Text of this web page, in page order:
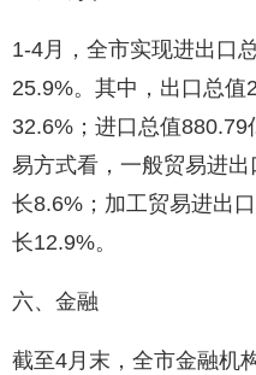
1-4月，全市实现进出口
25.9%。其中，出口总值
32.6%；进口总值
易方式看，一般贸易进
长8.6%；加工贸易进出
长12.9%。
六、金融
截至4月末，全市金融机